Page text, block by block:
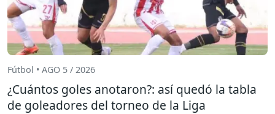
Fútbol • AGO 5 / 2026
¿Cuántos goles anotaron?: así quedó la tabla
de goleadores del torneo de la Liga